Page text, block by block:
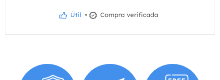
Útil • Compra verificada